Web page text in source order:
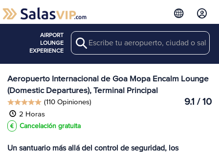
AIRPORT
LOUNGE
EXPERIENCE
Search Ver más
Salas en GOX
Aeropuerto Internacional de Goa Mopa Encalm Lounge
(Domestic Departures), Terminal Principal
9.1 / 10
(110 Opiniones)
2 Horas
Cancelación gratuita
Un santuario más allá del control de seguridad, los